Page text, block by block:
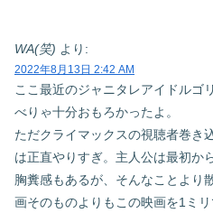
WA(笑) より:
2022年8月13日 2:42 AM
ここ最近のジャニタレアイドルゴ
べりゃ十分おもろかったよ。
ただクライマックスの視聴者巻き
は正直やりすぎ。主人公は最初か
胸糞感もあるが、そんなことより
画そのものよりもこの映画を1ミ